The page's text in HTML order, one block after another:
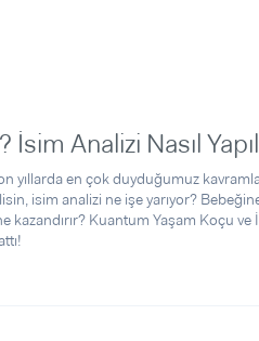
Analizi Nasıl
yıllarda en çok duyduğumuz
isim analizi ne işe yarıyor?
kazandırır? Kuantum Yaşam Koçu